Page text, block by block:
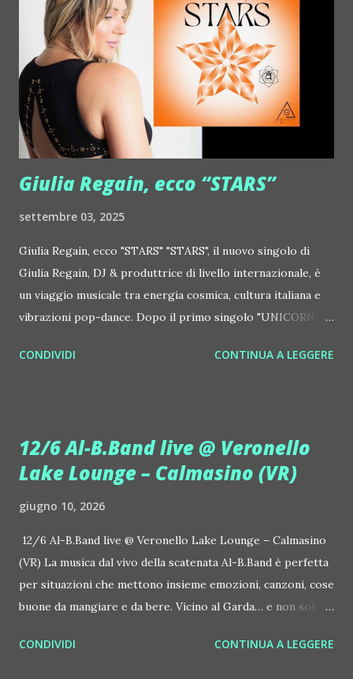
http://www.myspace.com/frivolouslive Frost ::
http://www.myspace.com/frostnorway Gonzales ::
http://www.myspace.com/gonzpiration Italian Laptop
Orchestra feat. Alessio Bertallot Jimmy Edgar ::
http://www.myspace.com/colorstrip Jon Hopkins ::
http://www.myspace.com/jonhopkins Le Luci della
Centrale Elettrica Loco Dice ::
http://www.myspace.com/locod...
Giulia Regain, ecco “STARS”
settembre 03, 2025
Giulia Regain, ecco "STARS" "STARS", il nuovo singolo di
Giulia Regain, DJ & produttrice di livello internazionale, è
un viaggio musicale tra energia cosmica, cultura italiana e
vibrazioni pop-dance. Dopo il primo singolo "UNICORN",
seconda release intitolata "STARS", interpretata dalla voce
tra Giulia Regain e Dhany, già insieme in precedenti
produzioni come "My Memories" (Universal) e "We Are
connessione universale: un invito a riscoprire la nostra
natura di starseed, figli delle stelle, capaci di portare luce,
creatività ed empatia nel mondo. Con "STARS" Giulia Regain
porta avanti la sua visione musicale che fonde dance
internazionale, a...
CONDIVIDI CONTINUA A LEGGERE
12/6 Al-B.Band live @ Veronello
Lake Lounge – Calmasino (VR)
giugno 10, 2026
12/6 Al-B.Band live @ Veronello Lake Lounge – Calmasino
(VR) La musica dal vivo della scatenata Al-B.Band è perfetta
per situazioni che mettono insieme emozioni, canzoni, cose
buone da mangiare e da bere. Vicino al Garda… e non solo. Il
Calmasino (VR, Via Veronello 7), al fresco. Si ascolta anche la
CONDIVIDI CONTINUA A LEGGERE